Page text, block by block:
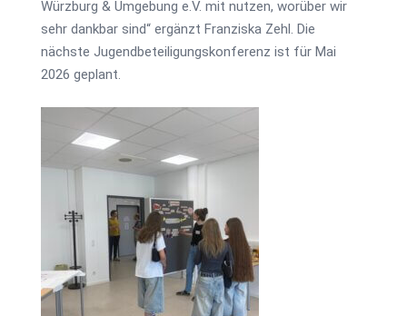
Würzburg & Umgebung e.V. mit nutzen, worüber wir
sehr dankbar sind“ ergänzt Franziska Zehl. Die
nächste Jugendbeteiligungskonferenz ist für Mai
2026 geplant.